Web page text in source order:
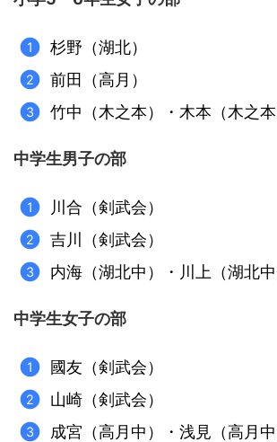
杉野（湖北）
前田（高月）
竹中（木之本）・木本（木之本
中学生男子の部
川合（剣武会）
吉川（剣武会）
内海（湖北中）・川上（湖北中
中学生女子の部
國友（剣武会）
山崎（剣武会）
成宮（高月中）・浅見（高月中